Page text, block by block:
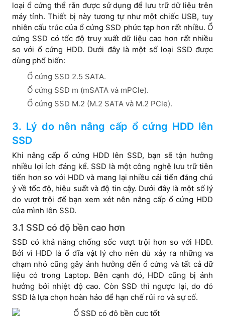
loại ổ cứng thể rắn được sử dụng để lưu trữ dữ liệu trên
máy tính. Thiết bị này tương tự như một chiếc USB, tuy
nhiên cấu trúc của ổ cứng SSD phức tạp hơn rất nhiều. Ổ
cứng SSD có tốc độ truy xuất dữ liệu cao hơn rất nhiều
so với ổ cứng HDD. Dưới đây là một số loại SSD được
dùng phổ biến:
Ổ cứng SSD 2.5 SATA.
Ổ cứng SSD m (mSATA và mPCle).
Ổ cứng SSD M.2 (M.2 SATA và M.2 PCle).
3. Lý do nên nâng cấp ổ cứng HDD lên
SSD
Khi nâng cấp ổ cứng HDD lên SSD, bạn sẽ tận hưởng
nhiều lợi ích đáng kể. SSD là một công nghệ lưu trữ tiên
tiến hơn so với HDD và mang lại nhiều cải tiến đáng chú
ý về tốc độ, hiệu suất và độ tin cậy. Dưới đây là một số lý
do vượt trội để bạn xem xét nên nâng cấp ổ cứng HDD
của mình lên SSD.
3.1 SSD có độ bền cao hơn
SSD có khả năng chống sốc vượt trội hơn so với HDD.
Bởi vì HDD là ổ đĩa vật lý cho nên dù xảy ra những va
chạm nhỏ cũng gây ảnh hưởng đến ổ cứng và tất cả dữ
liệu có trong Laptop. Bên cạnh đó, HDD cũng bị ảnh
hưởng bởi nhiệt độ cao. Còn SSD thì ngược lại, do đó
SSD là lựa chọn hoàn hảo để hạn chế rủi ro và sự cố.